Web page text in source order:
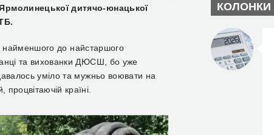
дитячо-юнацької
найменшого до найстаршого
та вихованки ДЮСШ, бо уже
уміло та мужньо воювати на
країні.
КОЛОНКИ